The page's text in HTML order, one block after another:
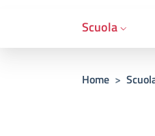
Scuola
Home >